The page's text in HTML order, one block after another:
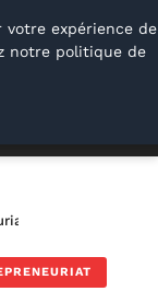
: une analyse
votre expérience de
notre politique de